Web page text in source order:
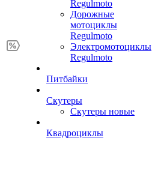
Regulmoto
Дорожные
мотоциклы
Regulmoto
Электромотоциклы
Regulmoto
Питбайки
Скутеры
Скутеры новые
Квадроциклы